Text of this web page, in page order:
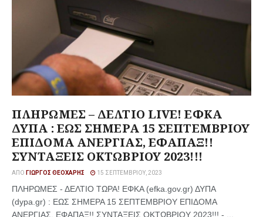
ΠΛΗΡΩΜΕΣ – ΔΕΛΤΙΟ LIVE! ΕΦΚΑ
ΔΥΠΑ : ΕΩΣ ΣΗΜΕΡΑ 15 ΣΕΠΤΕΜΒΡΙΟΥ
ΕΠΙΔΟΜΑ ΑΝΕΡΓΙΑΣ, ΕΦΑΠΑΞ!!
ΣΥΝΤΑΞΕΙΣ ΟΚΤΩΒΡΙΟΥ 2023!!!
ΑΠΌ ΓΙΏΡΓΟΣ ΘΕΟΧΆΡΗΣ 15 ΣΕΠΤΕΜΒΡΊΟΥ, 2023
ΠΛΗΡΩΜΕΣ - ΔΕΛΤΙΟ ΤΩΡΑ! ΕΦΚΑ (efka.gov.gr) ΔΥΠΑ
(dypa.gr) : ΕΩΣ ΣΗΜΕΡΑ 15 ΣΕΠΤΕΜΒΡΙΟΥ ΕΠΙΔΟΜΑ
ΑΝΕΡΓΙΑΣ, ΕΦΑΠΑΞ!! ΣΥΝΤΑΞΕΙΣ ΟΚΤΩΒΡΙΟΥ 2023!!! - ...